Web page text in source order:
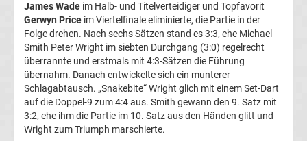
Premier
League
Erg.
Premier
James Wade im Halb- und Titelverteidiger und Topfavorit
Gerwyn Price im Viertelfinale eliminierte, die Partie in der
Folge drehen. Nach sechs Sätzen stand es 3:3, ehe Michael
Smith Peter Wright im siebten Durchgang (3:0) regelrecht
überrannte und erstmals mit 4:3-Sätzen die Führung
übernahm. Danach entwickelte sich ein munterer
Schlagabtausch. „Snakebite“ Wright glich mit einem Set-Dart
auf die Doppel-9 zum 4:4 aus. Smith gewann den 9. Satz mit
3:2, ehe ihm die Partie im 10. Satz aus den Händen glitt und
Wright zum Triumph marschierte.